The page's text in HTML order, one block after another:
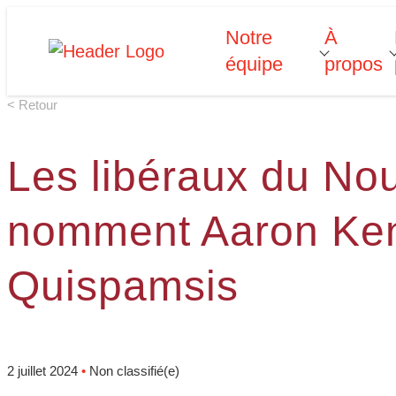
Skip
Homepage
Notre
équipe
T
o
g
g
l
e
s
u
b
m
e
n
u
f o
r
N
o
t
r
e
é
q
u
i
p
e
”
À
propos
f
p
”
< Retour
Les libéraux du
nomment Aaron
Quispamsis
2 juillet 2024 • Non classifié(e)